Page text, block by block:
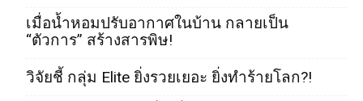
เมื่อน้ำหอมปรับอากาศในบ้าน กลายเป็น
“ตัวการ” สร้างสารพิษ!
วิจัยชี้ กลุ่ม Elite ยิ่งรวยเยอะ ยิ่งทำร้ายโลก?!